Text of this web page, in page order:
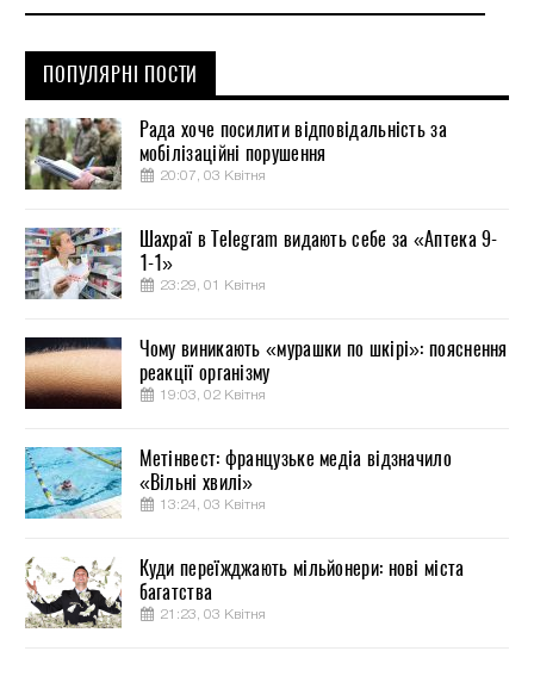
ПОПУЛЯРНІ ПОСТИ
Рада хоче посилити відповідальність за
мобілізаційні порушення
20:07, 03 Квітня
Шахраї в Telegram видають себе за «Аптека 9-
1-1»
23:29, 01 Квітня
Чому виникають «мурашки по шкірі»: пояснення
реакції організму
19:03, 02 Квітня
Метінвест: французьке медіа відзначило
«Вільні хвилі»
13:24, 03 Квітня
Куди переїжджають мільйонери: нові міста
багатства
21:23, 03 Квітня